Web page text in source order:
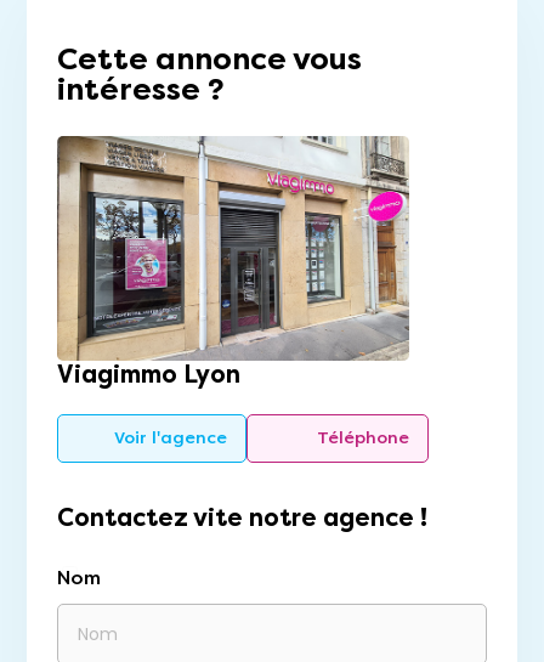
Cette annonce vous
intéresse ?
Viagimmo Lyon
Voir l'agence Téléphone
Contactez vite notre agence !
Nom